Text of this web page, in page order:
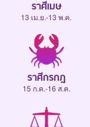
ราศีเมษ
13 เม.ย.-13 พ.ค.
ราศีกรกฎ
15 ก.ค.-16 ส.ค.